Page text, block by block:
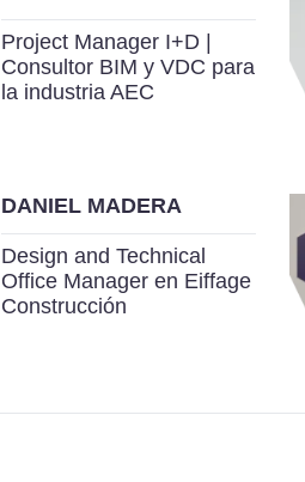
Project Manager I+D |
Consultor BIM y VDC para
la industria AEC
DANIEL MADERA
Design and Technical
Office Manager en Eiffage
Construcción